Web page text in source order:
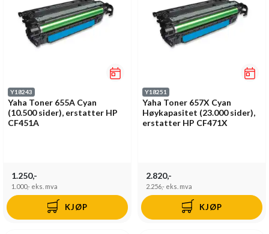
Y18243
Yaha Toner 655A Cyan
(10.500 sider), erstatter HP
CF451A
1.250,-
1.000,- eks. mva
KJØP
Y18251
Yaha Toner 657X Cyan
Høykapasitet (23.000 sider),
erstatter HP CF471X
2.820,-
2.256,- eks. mva
KJØP